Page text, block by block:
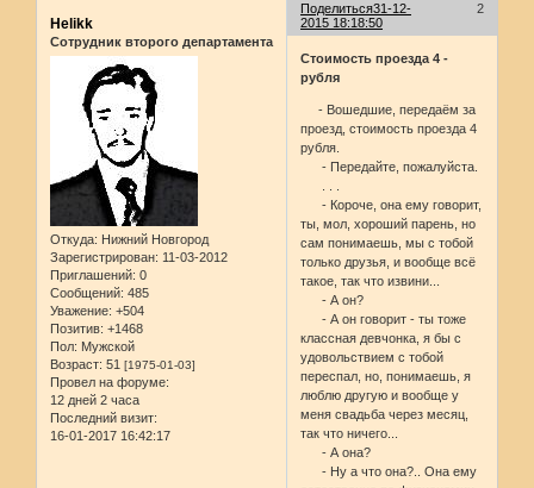
Поделиться 2
31-12-
2015 18:18:50
Helikk
Сотрудник второго департамента
Откуда: Нижний Новгород
Зарегистрирован: 11-03-2012
Приглашений: 0
Сообщений: 485
Уважение: +504
Позитив: +1468
Пол: Мужской
Возраст: 51 [1975-01-03]
Провел на форуме:
12 дней 2 часа
Последний визит:
16-01-2017 16:42:17
Стоимость проезда 4 -
рубля
- Вошедшие, передаём за
проезд, стоимость проезда 4
рубля.
- Передайте, пожалуйста.
- Короче, она ему говорит,
ты, мол, хороший парень, но
сам понимаешь, мы с тобой
только друзья, и вообще всё
такое, так что извини...
- А он?
- А он говорит - ты тоже
классная девчонка, я бы с
удовольствием с тобой
переспал, но, понимаешь, я
люблю другую и вообще у
меня свадьба через месяц,
так что ничего...
- А она?
- Ну а что она?.. Она ему